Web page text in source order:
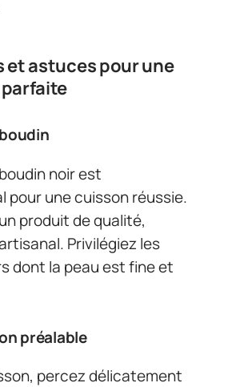
et astuces pour une
noir est
pour une cuisson réussie.
produit de qualité,
Privilégiez les
dont la peau est fine et
préalable
percez délicatement